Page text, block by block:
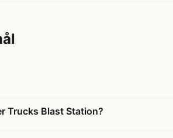
Trucks Blast Station?